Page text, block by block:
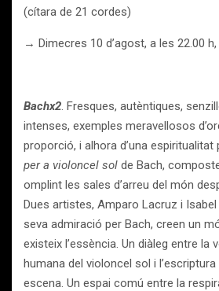
(cítara de 21 cordes)
→ Dimecres 10 d’agost, a les 22.00 h,
Bachx2. Fresques, autèntiques,
intenses, exemples meravellosos
proporció, i alhora d’una espiritualitat
per a violoncel sol de Bach,
omplint les sales d’arreu del món
Dues artistes, Amparo Lacruz i
seva admiració per Bach, creen un
existeix l’essència. Un diàleg entre la
humana del violoncel sol i
escena. Un espai comú entre la